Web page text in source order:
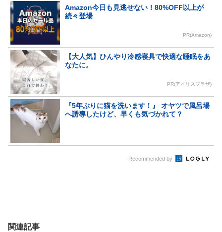
Amazon今日も見逃せない！80%OFF以上が
続々登場
PR(Amazon)
【大人気】ひんやり冷感寝具で快適な睡眠をあ
なたに。
PR(アイリスプラザ)
『5年ぶりに猫を洗います！』 オヤツで風呂場
へ誘導したけど、早くも気づかれて？
Recommended by
関連記事